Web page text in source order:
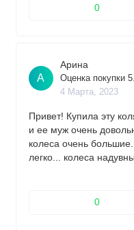
0
А
Арина
Оценка покупки
4 Марта, 2023
Привет! Купила эту
и ее муж очень
колеса очень
легко... колеса
меняются на летнюю.
0